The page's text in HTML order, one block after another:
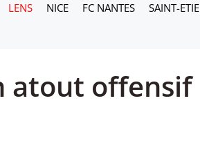
LENS NICE FC NANTES SAINT-
atout offensif